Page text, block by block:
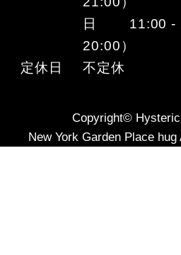
日 11:00 -
20:00）
定休日
不定休
Copyright©
New York Garden Place